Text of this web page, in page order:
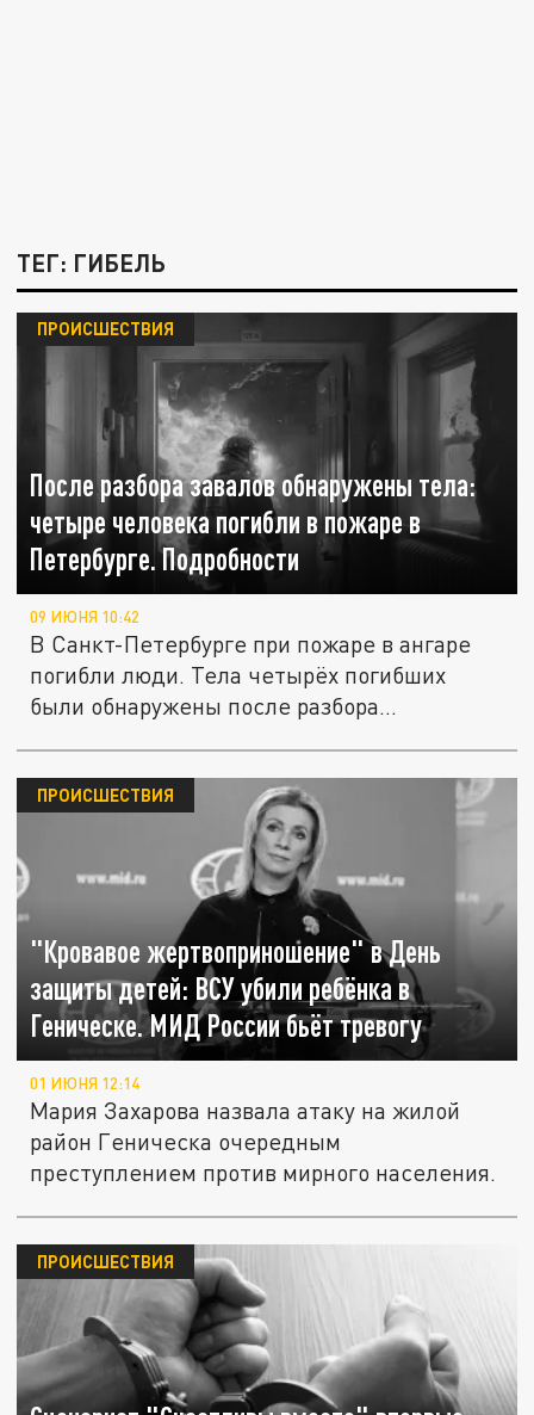
ТЕГ: ГИБЕЛЬ
После разбора завалов обнаружены тела:
четыре человека погибли в пожаре в
Петербурге. Подробности
ПРОИСШЕСТВИЯ
09 ИЮНЯ 10:42
В Санкт-Петербурге при пожаре в ангаре
погибли люди. Тела четырёх погибших
были обнаружены после разбора...
"Кровавое жертвоприношение" в День
защиты детей: ВСУ убили ребёнка в
Геническе. МИД России бьёт тревогу
ПРОИСШЕСТВИЯ
01 ИЮНЯ 12:14
Мария Захарова назвала атаку на жилой
район Геническа очередным
преступлением против мирного населения.
ПРОИСШЕСТВИЯ